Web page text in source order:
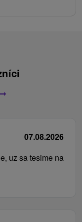
07.08.2026
uz sa tesime na